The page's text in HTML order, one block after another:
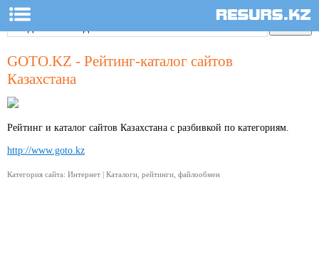
GOTO.KZ - Рейтинг-каталог сайтов
Казахстана
Рейтинг и каталог сайтов Казахстана с разбивкой по категориям.
http://www.goto.kz
Категория сайта: Интернет | Каталоги, рейтинги, файлообмен